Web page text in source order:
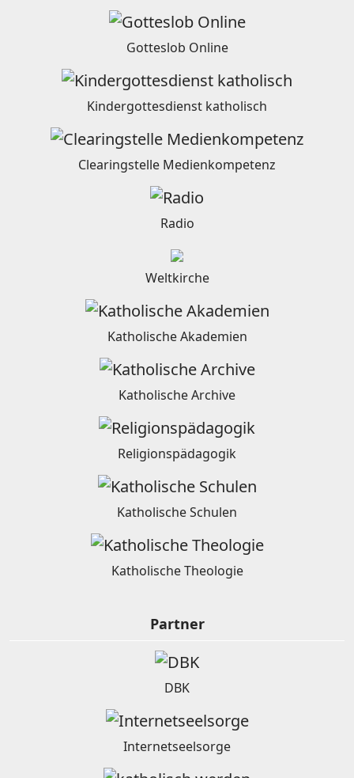
Gotteslob Online
Kindergottesdienst katholisch
Clearingstelle Medienkompetenz
Radio
Weltkirche
Katholische Akademien
Katholische Archive
Religionspädagogik
Katholische Schulen
Katholische Theologie
Partner
DBK
Internetseelsorge